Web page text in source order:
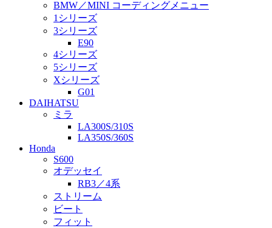
BMW／MINI コーディングメニュー
1シリーズ
3シリーズ
E90
4シリーズ
5シリーズ
Xシリーズ
G01
DAIHATSU
ミラ
LA300S/310S
LA350S/360S
Honda
S600
オデッセイ
RB3／4系
ストリーム
ビート
フィット